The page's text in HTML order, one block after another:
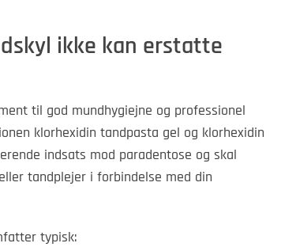
ikke kan erstatte
til god mundhygiejne og professionel
klorhexidin tandpasta gel og klorhexidin
indsats mod paradentose og skal
tandplejer i forbindelse med din
typisk: